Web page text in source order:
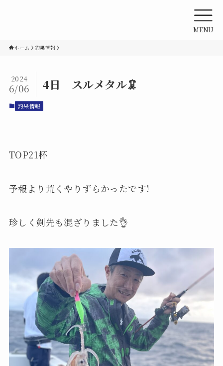
MENU
ホーム 釣果情報
4日 スルメタル🦑
2024
6/06
釣果情報
TOP21杯
予報より荒くやりずらかったです!
珍しく剣先も混ざりました👌